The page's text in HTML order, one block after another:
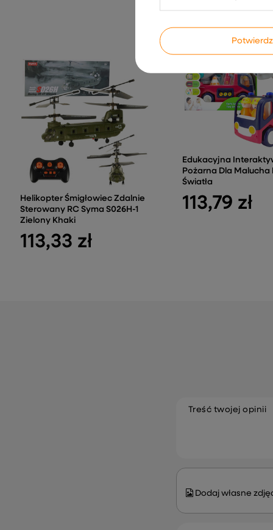
Helikopter Śmigłowiec Zdalnie
Sterowany RC Syma S026H-1
Zielony Khaki
113,33 zł
Edukacyjna
Pożarna Dla Malucha
Światła
113,79 zł
Treść twojej opinii
Dodaj własne